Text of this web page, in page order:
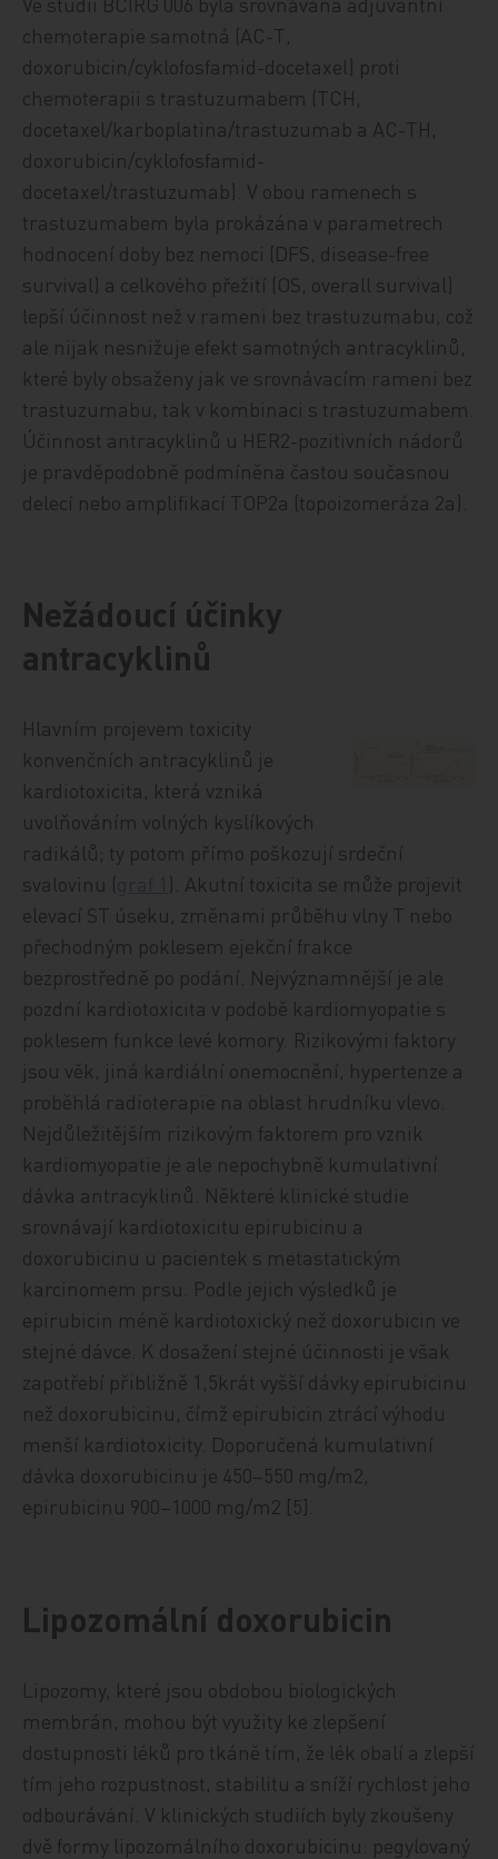
chemoterapie samotná (AC-T,
doxorubicin/cyklofosfamid-docetaxel) proti
chemoterapii s trastuzumabem (TCH,
docetaxel/karboplatina/trastuzumab a AC-TH,
doxorubicin/cyklofosfamid-
docetaxel/trastuzumab). V obou ramenech s
trastuzumabem byla prokázána v parametrech
hodnocení doby bez nemoci (DFS, disease-free
survival) a celkového přežití (OS, overall survival)
lepší účinnost než v rameni bez trastuzumabu, což
ale nijak nesnižuje efekt samotných antracyklinů,
které byly obsaženy jak ve srovnávacím rameni bez
trastuzumabu, tak v kombinaci s trastuzumabem.
Účinnost antracyklinů u HER2-pozitivních nádorů
je pravděpodobně podmíněna častou současnou
delecí nebo amplifikací TOP2a (topoizomeráza 2a).
Nežádoucí účinky
antracyklinů
Hlavním projevem toxicity
konvenčních antracyklinů je
kardiotoxicita, která vzniká
uvolňováním volných kyslíkových
radikálů; ty potom přímo poškozují srdeční
svalovinu (
). Akutní toxicita se může projevit
elevací ST úseku, změnami průběhu vlny T nebo
přechodným poklesem ejekční frakce
bezprostředně po podání. Nejvýznamnější je ale
pozdní kardiotoxicita v podobě kardiomyopatie s
poklesem funkce levé komory. Rizikovými faktory
jsou věk, jiná kardiální onemocnění, hypertenze a
proběhlá radioterapie na oblast hrudníku vlevo.
Nejdůležitějším rizikovým faktorem pro vznik
kardiomyopatie je ale nepochybně kumulativní
dávka antracyklinů. Některé klinické studie
srovnávají kardiotoxicitu epirubicinu a
doxorubicinu u pacientek s metastatickým
karcinomem prsu. Podle jejich výsledků je
epirubicin méně kardiotoxický než doxorubicin ve
stejné dávce. K dosažení stejné účinnosti je však
zapotřebí přibližně 1,5krát vyšší dávky epirubicinu
než doxorubicinu, čímž epirubicin ztrácí výhodu
menší kardiotoxicity. Doporučená kumulativní
dávka doxorubicinu je 450–550 mg/m2,
epirubicinu 900–1000 mg/m2 [5].
Lipozomální doxorubicin
Lipozomy, které jsou obdobou biologických
membrán, mohou být využity ke zlepšení
dostupnosti léků pro tkáně tím, že lék obalí a zlepší
tím jeho rozpustnost, stabilitu a sníží rychlost jeho
odbourávání. V klinických studiích byly zkoušeny
dvě formy lipozomálního doxorubicinu: pegylovaný